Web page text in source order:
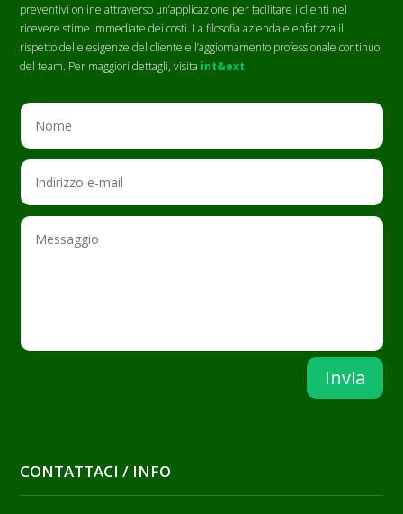
preventivi online attraverso un’applicazione per facilitare i clienti nel
ricevere stime immediate dei costi. La filosofia aziendale enfatizza il
rispetto delle esigenze del cliente e l’aggiornamento professionale continuo
del team. Per maggiori dettagli, visita int&ext
Invia
CONTATTACI / INFO